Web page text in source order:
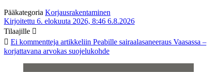
Pääkategoria Korjausrakentaminen
Kirjoitettu 6. elokuuta 2026, 8:46 6.8.2026
Tilaajille
Ei kommentteja artikkeliin Peabille sairaalasaneeraus Vaasassa –
korjattavana arvokas suojelukohde